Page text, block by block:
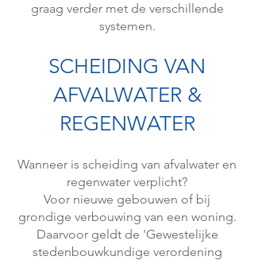
graag verder met de verschillende
systemen.
SCHEIDING VAN
AFVALWATER &
REGENWATER
​Wanneer is scheiding van afvalwater en
regenwater verplicht?
Voor nieuwe gebouwen of bij
grondige verbouwing van een woning.
Daarvoor geldt de 'Gewestelijke
stedenbouwkundige verordening